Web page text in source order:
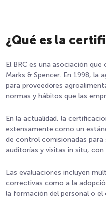
¿Qué es la
El BRC es una asociación
Marks & Spencer. En 1998, la
para proveedores
normas y hábitos que las
En la actualidad, la
extensamente como un
de control comisionadas para
auditorías y visitas in situ, con
Las evaluaciones incluyen
correctivas como a la
la formación del personal o